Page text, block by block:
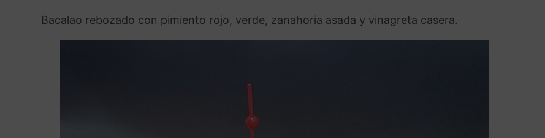
Bacalao rebozado con pimiento rojo, verde, zanahoria asada y vinagreta casera.